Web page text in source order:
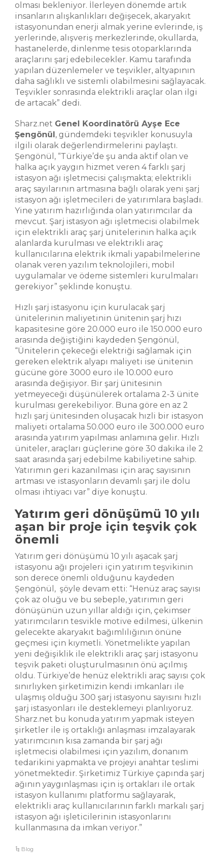
olması bekleniyor. İlerleyen dönemde artık
insanların alışkanlıkları değişecek, akaryakıt
istasyonundan enerji almak yerine evlerinde, iş
yerlerinde, alışveriş merkezlerinde, okullarda,
hastanelerde, dinlenme tesis otoparklarında
araçlarını şarj edebilecekler. Kamu tarafında
yapılan düzenlemeler ve teşvikler, altyapının
daha sağlıklı ve sistemli olabilmesini sağlayacak.
Teşvikler sonrasında elektrikli araçlar olan ilgi
de artacak” dedi.
Sharz.net Genel Koordinatörü Ayşe Ece
Şengönül, gündemdeki teşvikler konusuyla
ilgili olarak değerlendirmelerini paylaştı.
Şengönül, “Türkiye’de şu anda aktif olan ve
halka açık yaygın hizmet veren 4 farklı şarj
istasyon ağı işletmecisi çalışmakta; elektrikli
araç sayılarının artmasına bağlı olarak yeni şarj
istasyon ağı işletmecileri de yatırımlara başladı.
Yine yatırım hazırlığında olan yatırımcılar da
mevcut. Şarj istasyon ağı işletmecisi olabilmek
için elektrikli araç şarj ünitelerinin halka açık
alanlarda kurulması ve elektrikli araç
kullanıcılarına elektrik ikmali yapabilmelerine
olanak veren yazılım teknolojileri, mobil
uygulamalar ve ödeme sistemleri kurulmaları
gerekiyor” şeklinde konuştu.
Hızlı şarj istasyonu için kurulacak şarj
ünitelerinin maliyetinin ünitenin şarj hızı
kapasitesine göre 20.000 euro ile 150.000 euro
arasında değiştiğini kaydeden Şengönül,
“Ünitelerin çekeceği elektriği sağlamak için
gereken elektrik alyapı maliyeti ise ünitenin
gücüne göre 3000 euro ile 10.000 euro
arasında değişiyor. Bir şarj ünitesinin
yetmeyeceği düşünülerek ortalama 2-3 ünite
kurulması gerekebiliyor. Buna göre en az 2
hızlı şarj ünitesinden oluşacak hızli bir istasyon
maliyeti ortalama 50.000 euro ile 300.000 euro
arasında yatırım yapılması anlamına gelir. Hızlı
üniteler, araçları güçlerine göre 30 dakika ile 2
saat arasında şarj edebilme kabiliyetine sahip.
Yatırımın geri kazanılması için araç sayısının
artması ve istasyonların devamlı şarj ile dolu
olması ihtiyacı var” diye konuştu.
Yatırım geri dönüşümü 10 yılı
aşan bir proje için teşvik çok
önemli
Yatırım geri dönüşümü 10 yılı aşacak şarj
istasyonu ağı projeleri için yatırım teşvikinin
son derece önemli olduğunu kaydeden
Şengönül, şöyle devam etti: “Henüz araç sayısı
çok az oluğu ve bu sebeple, yatırımın geri
dönüşünün uzun yıllar aldığı için, çekimser
yatırımcıların tesvikle motive edilmesi, ülkenin
gelecekte akaryakıt bağımlılığının önüne
geçmesi için kıymetli. Yönetmelikte yapılan
yeni değişiklik ile elektrikli araç şarj istasyonu
teşvik paketi oluşturulmasının önü açılmış
oldu. Türkiye’de henüz elektrikli araç sayısı çok
sınırlıyken şirketimizin kendi imkanları ile
ulaşmış olduğu 300 şarj istasyonu sayısını hızlı
şarj istasyonları ile desteklemeyi planlıyoruz.
Sharz.net bu konuda yatırım yapmak isteyen
şirketler ile iş ortaklığı anlaşması imzalayarak
yatırımcının kısa zamanda bir şarj ağı
işletmecisi olabilmesi için yazılım, donanım
tedarikini yapmakta ve projeyi anahtar teslimi
yönetmektedir. Şirketimiz Türkiye çapında şarj
ağının yaygınlaşması için iş ortakları ile ortak
istasyon kullanımı platformu sağlayarak,
elektrikli araç kullanıcılarının farklı markalı şarj
istasyon ağı işleticilerinin istasyonlarını
kullanmasına da imkan veriyor.”
Blog